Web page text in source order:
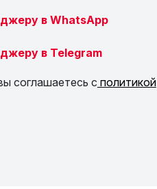
в WhatsApp
в Telegram
соглашаетесь с политикой